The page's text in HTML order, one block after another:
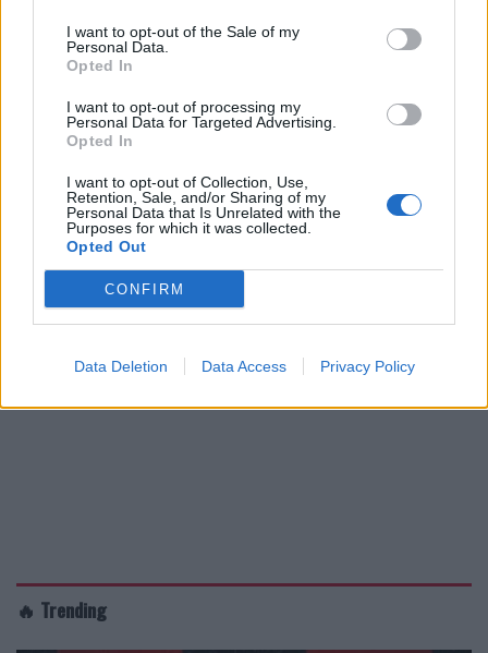
I want to opt-out of the Sale of my
Personal Data.
Opted In
I want to opt-out of processing my
Personal Data for Targeted Advertising.
Opted In
I want to opt-out of Collection, Use,
Retention, Sale, and/or Sharing of my
Personal Data that Is Unrelated with the
Purposes for which it was collected.
Opted Out
CONFIRM
Data Deletion Data Access Privacy Policy
🔥 Trending